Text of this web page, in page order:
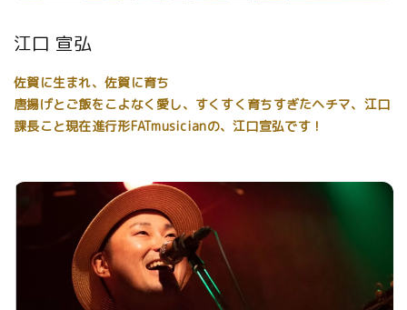
江口 宣弘
佐賀に生まれ、佐賀に育ち
唐揚げとご飯をこよなく愛し、すくすく育ちすぎたヘチマ、江口
課長こと現在進行形FATmusicianの、江口宣弘です！